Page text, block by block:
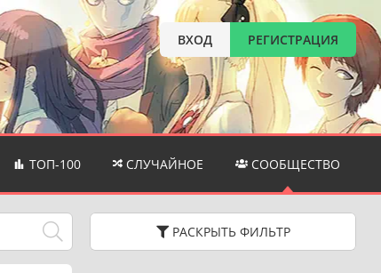
ВХОД РЕГИСТРАЦИЯ
ТОП-100 СЛУЧАЙНОЕ СООБЩЕСТВО
РАСКРЫТЬ ФИЛЬТР